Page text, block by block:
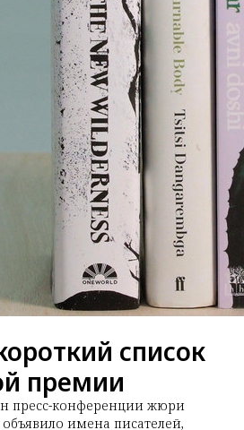
список
премии
пресс-конференции жюри
имена писателей,